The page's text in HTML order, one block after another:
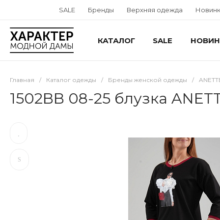
SALE Бренды Верхняя одежда
КАТАЛОГ SALE
Главная / Каталог одежды / Бренды женской одежды /
1502BB 08-25 блузка